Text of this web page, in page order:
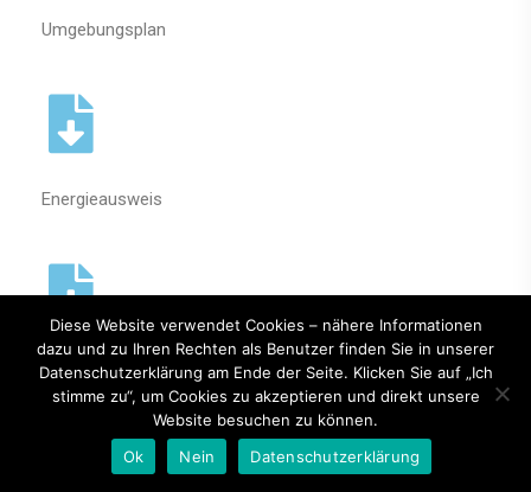
Umgebungsplan
Energieausweis
Hausordnung
Informatives
Diese Website verwendet Cookies – nähere Informationen
dazu und zu Ihren Rechten als Benutzer finden Sie in unserer
Datenschutzerklärung am Ende der Seite. Klicken Sie auf „Ich
stimme zu“, um Cookies zu akzeptieren und direkt unsere
Website besuchen zu können.
Ok
Nein Datenschutzerklärung